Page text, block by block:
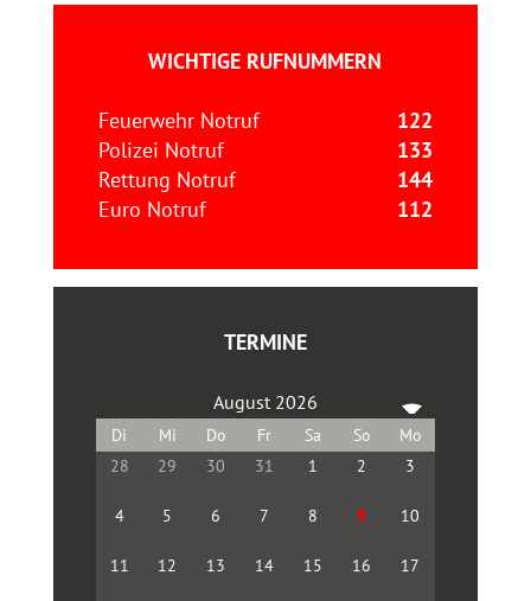
WICHTIGE RUFNUMMERN
Feuerwehr Notruf
122
Polizei Notruf
133
Rettung Notruf
144
Euro Notruf
112
TERMINE
August 2026
28 29 30 31 1 2 3
4 5 6 7 8 9 10
11 12 13 14 15 16 17